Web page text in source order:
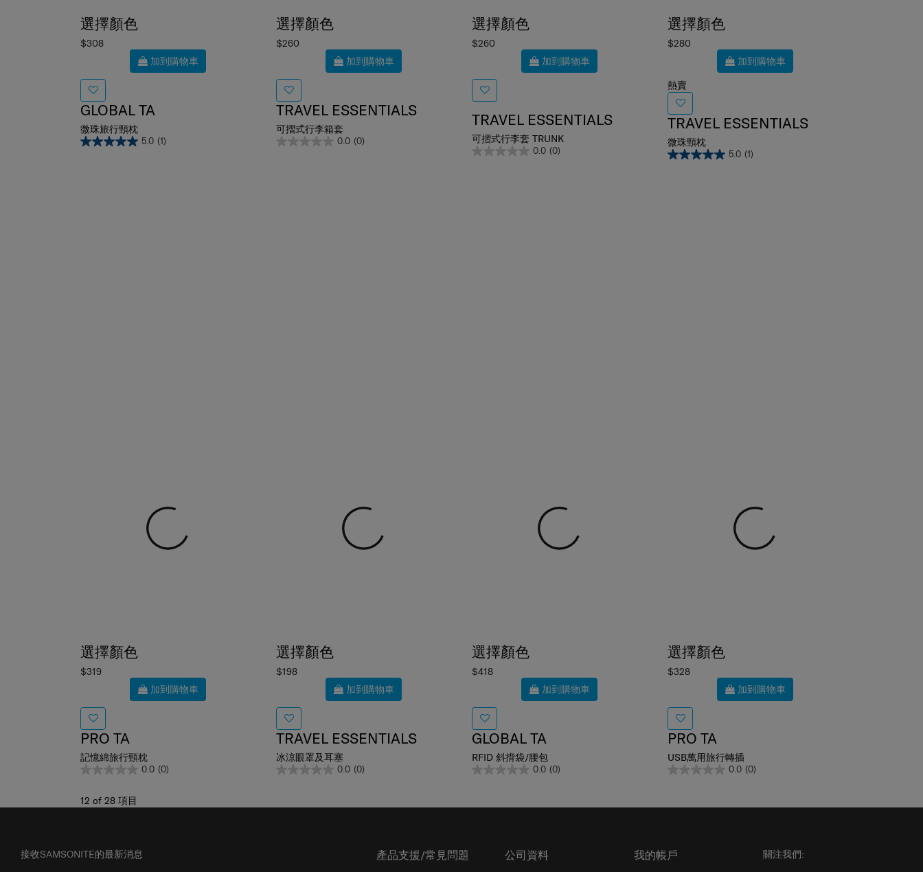
選擇顏色
$308
加到購物車
GLOBAL TA
微珠旅行頸枕
5.0 (1)
選擇顏色
$260
加到購物車
TRAVEL ESSENTIALS
可摺式行李箱套
0.0 (0)
選擇顏色
$260
加到購物車
TRAVEL ESSENTIALS
可摺式行李套 TRUNK
0.0 (0)
選擇顏色
$280
加到購物車
熱賣
TRAVEL ESSENTIALS
微珠頸枕
5.0 (1)
選擇顏色
$319
加到購物車
PRO TA
記憶綿旅行頸枕
0.0 (0)
選擇顏色
$198
加到購物車
TRAVEL ESSENTIALS
冰涼眼罩及耳塞
0.0 (0)
選擇顏色
$418
加到購物車
GLOBAL TA
RFID 斜揹袋/腰包
0.0 (0)
選擇顏色
$328
加到購物車
PRO TA
USB萬用旅行轉插
0.0 (0)
12 of 28 項目
接收SAMSONITE的最新消息 產品支援/常見問題 公司資料 我的帳戶 關注我們: